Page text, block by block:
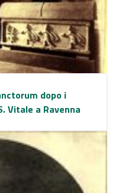
dopo i
Vitale a Ravenna